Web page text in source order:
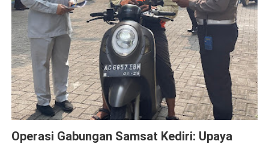
Operasi Gabungan Samsat Kediri: Upaya